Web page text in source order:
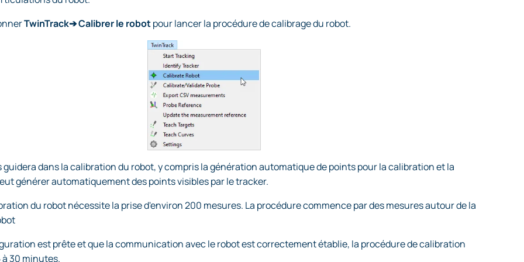
TwinTrack➔ Calibrer le robotpour lancer la procédure de calibrage du robot.
dans la calibration du robot, y compris la génération automatique de points pour la calibration et la
générer automatiquement des points visibles par le tracker.
du robot nécessite la prise d'environ 200 mesures. La procédure commence par des mesures autour de la
est prête et que la communication avec le robot est correctement établie, la procédure de calibration
à 30 minutes.